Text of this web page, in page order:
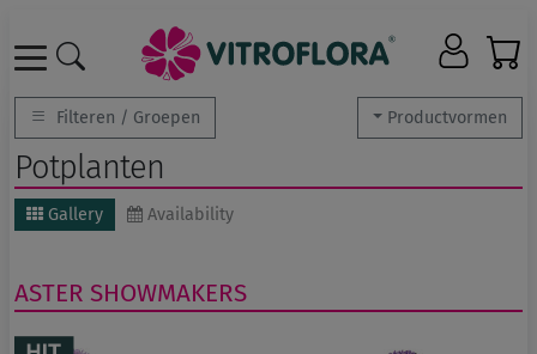
Productvormen
Filteren / Groepen
Potplanten
Gallery Availability
ASTER SHOWMAKERS